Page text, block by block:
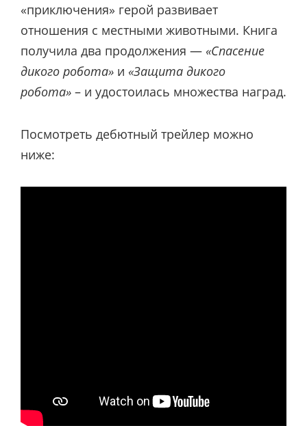
«приключения» герой развивает
отношения с местными животными. Книга
получила два продолжения — «Спасение
дикого робота» и «Защита дикого
робота» – и удостоилась множества наград.
Посмотреть дебютный трейлер можно
ниже: